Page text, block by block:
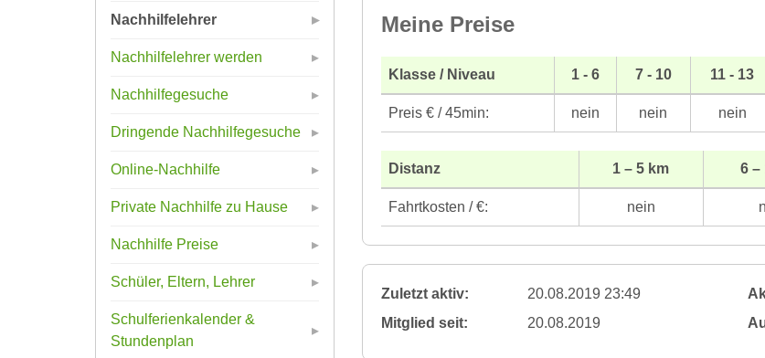
Nachhilfelehrer
Nachhilfelehrer werden
Nachhilfegesuche
Dringende Nachhilfegesuche
Online-Nachhilfe
Private Nachhilfe zu Hause
Nachhilfe Preise
Schüler, Eltern, Lehrer
Schulferienkalender &
Stundenplan
Meine Preise
Klasse / Niveau 1 - 6 7 - 10 11 - 13
Preis € / 45min: nein nein nein
Distanz 1 – 5 km 6 –
Fahrtkosten / €: nein
Zuletzt aktiv: 20.08.2019 23:49
Mitglied seit:
20.08.2019